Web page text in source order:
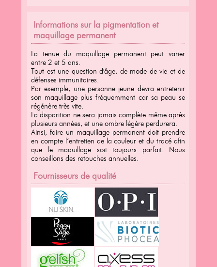
Informations sur la pigmentation et
maquillage permanent
La tenue du maquillage permanent peut varier
entre 2 et 5 ans.
Tout est une question d'âge, de mode de vie et de
défenses immunitaires.
Par exemple, une personne jeune devra entretenir
son maquillage plus fréquemment car sa peau se
régénère très vite.
La disparition ne sera jamais complète même après
plusieurs années, et une ombre légère perdurera.
Ainsi, faire un maquillage permanent doit prendre
en compte l’entretien de la couleur et du tracé afin
que le maquillage soit toujours parfait. Nous
conseillons des retouches annuelles.
Fournisseurs de qualité